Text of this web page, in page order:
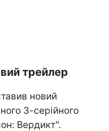
трейлер
новий
3-серійного
Вердикт".